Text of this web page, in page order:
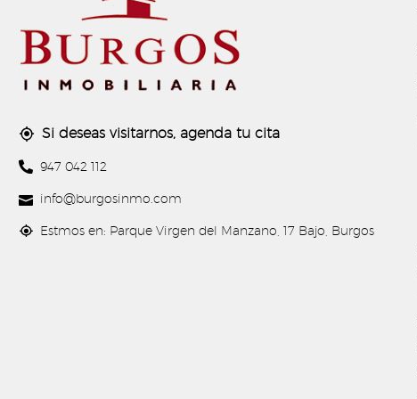

 Si deseas visitarnos, agenda tu cita

 947 042 112

 info@burgosinmo.com

 Estmos en: Parque Virgen del Manzano, 17 Bajo, Burgos